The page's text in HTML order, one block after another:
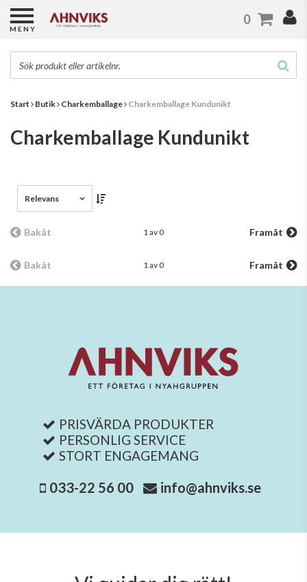
Start Butik Charkemballage Charkemballage Kundunikt
Charkemballage Kundunikt
Relevans
Bakåt 1 av 0 Framåt
Bakåt 1 av 0 Framåt
PRISVÄRDA PRODUKTER
PERSONLIG SERVICE
STORT ENGAGEMANG
033-22 56 00 info@ahnviks.se
MENY
0